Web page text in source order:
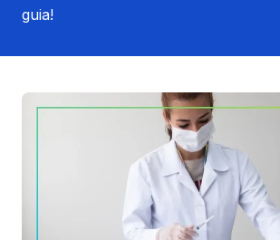
guia!